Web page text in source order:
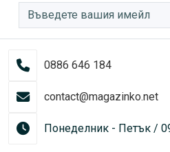
0886 646 184
contact@magazinko.net
Понеделник - Петък /